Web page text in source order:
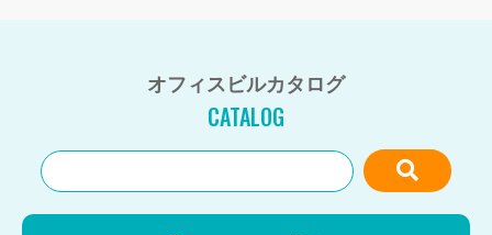
オフィスビルカタログ
CATALOG